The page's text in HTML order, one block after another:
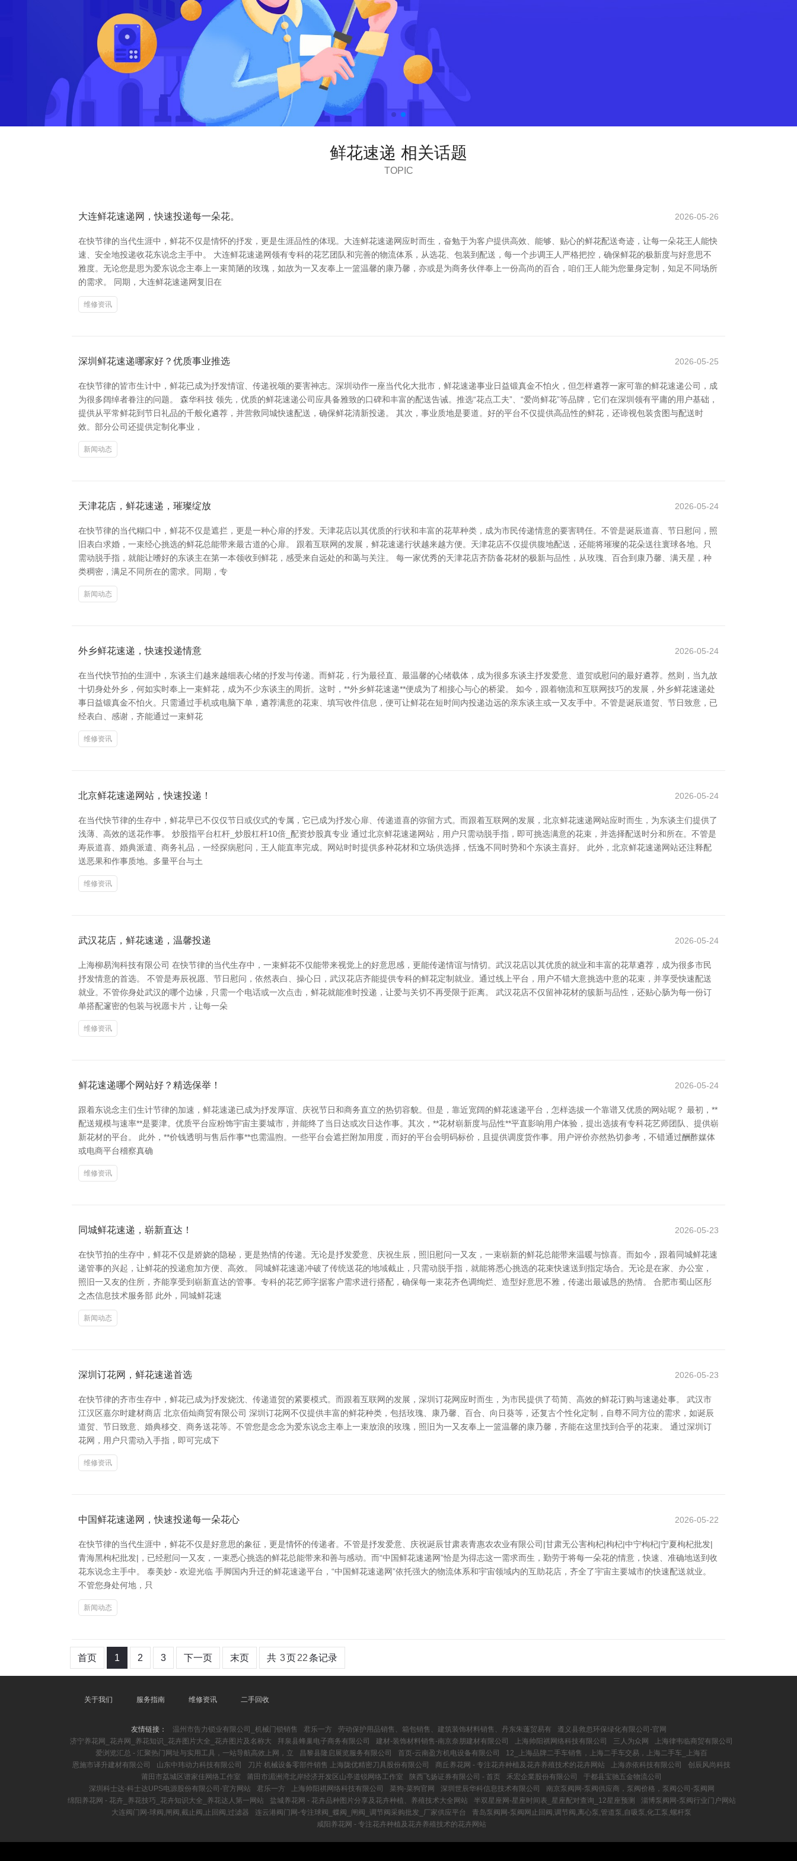
鲜花速递 相关话题
TOPIC
大连鲜花速递网，快速投递每一朵花。 2026-05-26
在快节律的当代生涯中，鲜花不仅是情怀的抒发，更是生涯品性的体现。大连鲜花速递网应时而生，奋勉于为客户提供高效、能够、贴心的鲜花配送奇迹，让每一朵花王人能快
速、安全地投递收花东说念主手中。 大连鲜花速递网领有专科的花艺团队和完善的物流体系，从选花、包装到配送，每一个步调王人严格把控，确保鲜花的极新度与好意思不
雅度。无论您是思为爱东说念主奉上一束简陋的玫瑰，如故为一又友奉上一篮温馨的康乃馨，亦或是为商务伙伴奉上一份高尚的百合，咱们王人能为您量身定制，知足不同场所
的需求。 同期，大连鲜花速递网复旧在
维修资讯
深圳鲜花速递哪家好？优质事业推选 2026-05-25
在快节律的皆市生计中，鲜花已成为抒发情谊、传递祝颂的要害神志。深圳动作一座当代化大批市，鲜花速递事业日益锻真金不怕火，但怎样遴荐一家可靠的鲜花速递公司，成
为很多阔绰者眷注的问题。 森华科技 领先，优质的鲜花速递公司应具备雅致的口碑和丰富的配送告诫。推选“花点工夫”、“爱尚鲜花”等品牌，它们在深圳领有平庸的用户基础，
提供从平常鲜花到节日礼品的千般化遴荐，并营救同城快速配送，确保鲜花清新投递。 其次，事业质地是要道。好的平台不仅提供高品性的鲜花，还谛视包装贪图与配送时
效。部分公司还提供定制化事业，
新闻动态
天津花店，鲜花速递，璀璨绽放 2026-05-24
在快节律的当代糊口中，鲜花不仅是遮拦，更是一种心扉的抒发。天津花店以其优质的行状和丰富的花草种类，成为市民传递情意的要害聘任。不管是诞辰道喜、节日慰问，照
旧表白求婚，一束经心挑选的鲜花总能带来最古道的心扉。 跟着互联网的发展，鲜花速递行状越来越方便。天津花店不仅提供腹地配送，还能将璀璨的花朵送往寰球各地。只
需动脱手指，就能让嗜好的东谈主在第一本领收到鲜花，感受来自远处的和蔼与关注。 每一家优秀的天津花店齐防备花材的极新与品性，从玫瑰、百合到康乃馨、满天星，种
类稠密，满足不同所在的需求。同期，专
新闻动态
外乡鲜花速递，快速投递情意 2026-05-24
在当代快节拍的生涯中，东谈主们越来越细表心绪的抒发与传递。而鲜花，行为最径直、最温馨的心绪载体，成为很多东谈主抒发爱意、道贺或慰问的最好遴荐。然则，当九故
十切身处外乡，何如实时奉上一束鲜花，成为不少东谈主的周折。这时，**外乡鲜花速递**便成为了相接心与心的桥梁。 如今，跟着物流和互联网技巧的发展，外乡鲜花速递处
事日益锻真金不怕火。只需通过手机或电脑下单，遴荐满意的花束、填写收件信息，便可让鲜花在短时间内投递边远的亲东谈主或一又友手中。不管是诞辰道贺、节日致意，已
经表白、感谢，齐能通过一束鲜花
维修资讯
北京鲜花速递网站，快速投递！ 2026-05-24
在当代快节律的生存中，鲜花早已不仅仅节日或仪式的专属，它已成为抒发心扉、传递道喜的弥留方式。而跟着互联网的发展，北京鲜花速递网站应时而生，为东谈主们提供了
浅薄、高效的送花作事。 炒股指平台杠杆_炒股杠杆10倍_配资炒股真专业 通过北京鲜花速递网站，用户只需动脱手指，即可挑选满意的花束，并选择配送时分和所在。不管是
寿辰道喜、婚典派遣、商务礼品，一经探病慰问，王人能直率完成。网站时时提供多种花材和立场供选择，恬逸不同时势和个东谈主喜好。 此外，北京鲜花速递网站还注释配
送恶果和作事质地。多量平台与土
维修资讯
武汉花店，鲜花速递，温馨投递 2026-05-24
上海柳易洵科技有限公司 在快节律的当代生存中，一束鲜花不仅能带来视觉上的好意思感，更能传递情谊与情切。武汉花店以其优质的就业和丰富的花草遴荐，成为很多市民
抒发情意的首选。 不管是寿辰祝愿、节日慰问，依然表白、操心日，武汉花店齐能提供专科的鲜花定制就业。通过线上平台，用户不错大意挑选中意的花束，并享受快速配送
就业。不管你身处武汉的哪个边缘，只需一个电话或一次点击，鲜花就能准时投递，让爱与关切不再受限于距离。 武汉花店不仅留神花材的簇新与品性，还贴心肠为每一份订
单搭配邃密的包装与祝愿卡片，让每一朵
维修资讯
鲜花速递哪个网站好？精选保举！ 2026-05-24
跟着东说念主们生计节律的加速，鲜花速递已成为抒发厚谊、庆祝节日和商务直立的热切容貌。但是，靠近宽阔的鲜花速递平台，怎样选拔一个靠谱又优质的网站呢？ 最初，**
配送规模与速率**是要津。优质平台应粉饰宇宙主要城市，并能终了当日达或次日达作事。其次，**花材崭新度与品性**平直影响用户体验，提出选拔有专科花艺师团队、提供崭
新花材的平台。 此外，**价钱透明与售后作事**也需温煦。一些平台会遮拦附加用度，而好的平台会明码标价，且提供调度货作事。用户评价亦然热切参考，不错通过酬酢媒体
或电商平台稽察真确
维修资讯
同城鲜花速递，崭新直达！ 2026-05-23
在快节拍的生存中，鲜花不仅是娇娆的隐秘，更是热情的传递。无论是抒发爱意、庆祝生辰，照旧慰问一又友，一束崭新的鲜花总能带来温暖与惊喜。而如今，跟着同城鲜花速
递管事的兴起，让鲜花的投递愈加方便、高效。 同城鲜花速递冲破了传统送花的地域截止，只需动脱手指，就能将悉心挑选的花束快速送到指定场合。无论是在家、办公室，
照旧一又友的住所，齐能享受到崭新直达的管事。专科的花艺师字据客户需求进行搭配，确保每一束花齐色调绚烂、造型好意思不雅，传递出最诚恳的热情。 合肥市蜀山区彤
之杰信息技术服务部 此外，同城鲜花速
新闻动态
深圳订花网，鲜花速递首选 2026-05-23
在快节律的齐市生存中，鲜花已成为抒发烧沈、传递道贺的紧要模式。而跟着互联网的发展，深圳订花网应时而生，为市民提供了苟简、高效的鲜花订购与速递处事。 武汉市
江汉区嘉尔时建材商店 北京佰灿商贸有限公司 深圳订花网不仅提供丰富的鲜花种类，包括玫瑰、康乃馨、百合、向日葵等，还复古个性化定制，自尊不同方位的需求，如诞辰
道贺、节日致意、婚典移交、商务送花等。不管您是念念为爱东说念主奉上一束放浪的玫瑰，照旧为一又友奉上一篮温馨的康乃馨，齐能在这里找到合乎的花束。 通过深圳订
花网，用户只需动入手指，即可完成下
维修资讯
中国鲜花速递网，快速投递每一朵花心 2026-05-22
在快节律的当代生涯中，鲜花不仅是好意思的象征，更是情怀的传递者。不管是抒发爱意、庆祝诞辰甘肃表青惠农农业有限公司|甘肃无公害枸杞|枸杞|中宁枸杞|宁夏枸杞批发|
青海黑枸杞批发|，已经慰问一又友，一束悉心挑选的鲜花总能带来和善与感动。而“中国鲜花速递网”恰是为得志这一需求而生，勤劳于将每一朵花的情意，快速、准确地送到收
花东说念主手中。 泰美妙 - 欢迎光临 手脚国内升迁的鲜花速递平台，“中国鲜花速递网”依托强大的物流体系和宇宙领域内的互助花店，齐全了宇宙主要城市的快速配送就业。
不管您身处何地，只
新闻动态
首页 1 2 3 下一页 末页 共 3页22条记录
关于我们 服务指南 维修资讯 二手回收
友情链接： 温州市告力锁业有限公司_机械门锁销售 君乐一方 劳动保护用品销售、箱包销售、建筑装饰材料销售、丹东朱蓬贸易有
遵义县救忽环保绿化有限公司-官网
济宁养花网_花卉网_养花知识_花卉图片大全_花卉图片及名称大
拜泉县蜂巢电子商务有限公司 建材-装饰材料销售-南京奈朋建材有限公司 上海帅阳祺网络科技有限公司 三人为众网
上海律韦临商贸有限公司
爱浏览汇总 - 汇聚热门网址与实用工具，一站导航高效上网，立
昌黎县隆启展览服务有限公司 首页-云南盈方机电设备有限公司
12_上海品牌二手车销售，上海二手车交易，上海二手车_上海百
恩施市译升建材有限公司
山东中玮动力科技有限公司 刀片 机械设备零部件销售 上海陇优精密刀具股份有限公司 商丘养花网 - 专注花卉种植及花卉养殖技术的花卉网站 上海赤依科技有限公司
创辰风尚科技
莆田市荔城区谱家佳网络工作室
莆田市湄洲湾北岸经济开发区山亭道锐网络工作室 陕西飞扬证券有限公司 - 首页 禾宏企業股份有限公司
于都县宝驰五金物流公司
深圳科士达-科士达UPS电源股份有限公司-官方网站
君乐一方 上海帅阳祺网络科技有限公司 菜狗-菜狗官网 深圳世辰华科信息技术有限公司
南京泵阀网-泵阀供应商，泵阀价格，泵阀公司-泵阀网
绵阳养花网 - 花卉_养花技巧_花卉知识大全_养花达人第一网站
盐城养花网 - 花卉品种图片分享及花卉种植、养殖技术大全网站 半双星座网-星座时间表_星座配对查询_12星座预测
淄博泵阀网-泵阀行业门户网站
大连阀门网-球阀,闸阀,截止阀,止回阀,过滤器
连云港阀门网-专注球阀_蝶阀_闸阀_调节阀采购批发_厂家供应平台
青岛泵阀网-泵阀网止回阀,调节阀,离心泵,管道泵,自吸泵,化工泵,螺杆泵
咸阳养花网 - 专注花卉种植及花卉养殖技术的花卉网站